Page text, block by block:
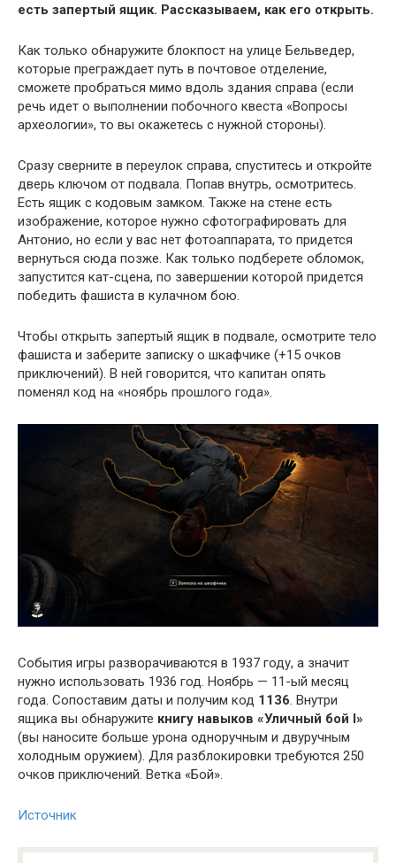
есть запертый ящик. Рассказываем, как его открыть.
Как только обнаружите блокпост на улице Бельведер,
которые преграждает путь в почтовое отделение,
сможете пробраться мимо вдоль здания справа (если
речь идет о выполнении побочного квеста «Вопросы
археологии», то вы окажетесь с нужной стороны).
Сразу сверните в переулок справа, спуститесь и откройте
дверь ключом от подвала. Попав внутрь, осмотритесь.
Есть ящик с кодовым замком. Также на стене есть
изображение, которое нужно сфотографировать для
Антонио, но если у вас нет фотоаппарата, то придется
вернуться сюда позже. Как только подберете обломок,
запустится кат-сцена, по завершении которой придется
победить фашиста в кулачном бою.
Чтобы открыть запертый ящик в подвале, осмотрите тело
фашиста и заберите записку о шкафчике (+15 очков
приключений). В ней говорится, что капитан опять
поменял код на «ноябрь прошлого года».
События игры разворачиваются в 1937 году, а значит
нужно использовать 1936 год. Ноябрь — 11-ый месяц
года. Сопоставим даты и получим код 1136. Внутри
ящика вы обнаружите книгу навыков «Уличный бой I»
(вы наносите больше урона одноручным и двуручным
холодным оружием). Для разблокировки требуются 250
очков приключений. Ветка «Бой».
Источник